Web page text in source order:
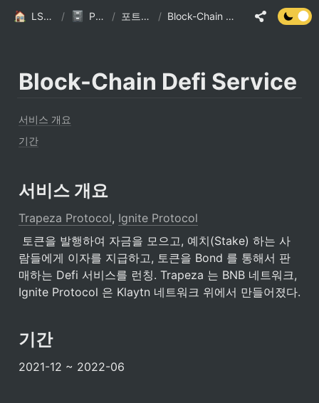
LSJ HOME / Portfolio / 포트폴리오 / Block-Chain Defi Service
Block-Chain Defi Service
서비스 개요
기간
서비스 개요
Trapeza Protocol, Ignite Protocol
람들에게 이자를 지급하고, 토큰을 Bond 를 통해서 판
매하는 Defi 서비스를 런칭. Trapeza 는 BNB 네트워크,
Ignite Protocol 은 Klaytn 네트워크 위에서 만들어졌다.
기간
2021-12 ~ 2022-06